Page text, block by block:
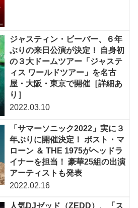
ジャスティン・ビーバー、６年
ぶりの来日公演が決定！ 自身初
の３大ドームツアー「ジャステ
ィス ワールドツアー」を名古
屋・大阪・東京で開催［詳細あ
り］
2022.03.10
「サマーソニック2022」実に３
年ぶりに開催決定！ ポスト・マ
ローン ＆ THE 1975がヘッドラ
イナーを担当！ 豪華25組の出演
アーティストも発表
2022.02.16
人気DJゼッド（ZEDD）、「ス